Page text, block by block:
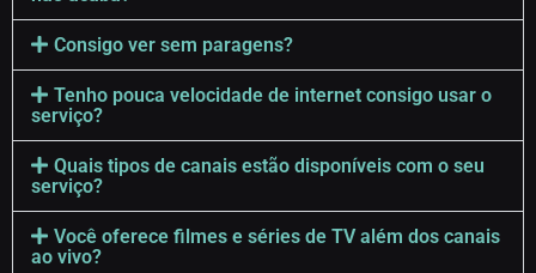
Consigo ver sem paragens?
Tenho pouca velocidade de internet consigo usar o
serviço?
Quais tipos de canais estão disponíveis com o seu
serviço?
Você oferece filmes e séries de TV além dos canais
ao vivo?